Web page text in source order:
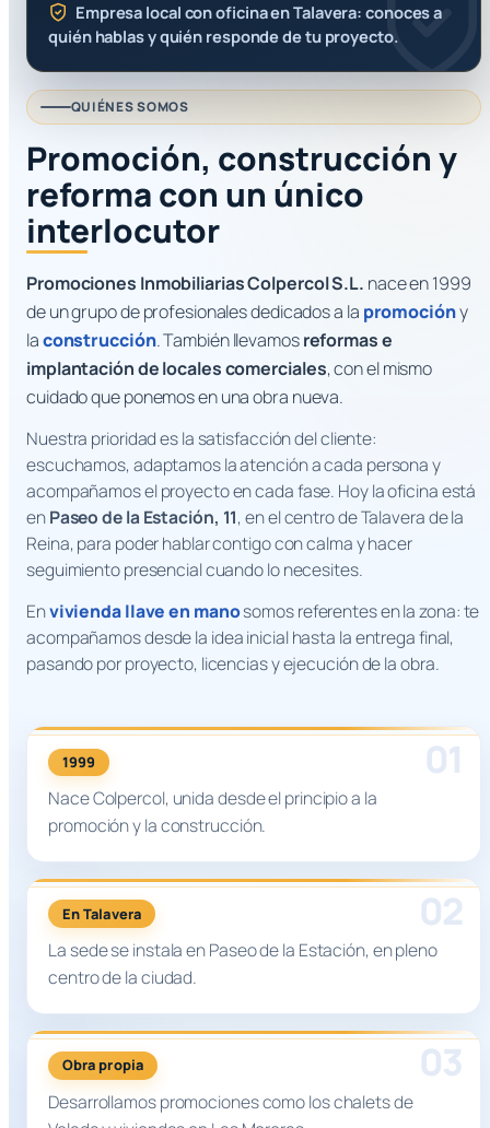
QUIÉNES SOMOS
Promoción, construcción y
reforma con un único
interlocutor
Promociones Inmobiliarias Colpercol S.L. nace en 1999
de un grupo de profesionales dedicados a la promocióny
laconstrucción. También llevamosreformas e
implantación de locales comerciales, con el mismo
cuidado que ponemos en una obra nueva.
Nuestra prioridad es la satisfacción del cliente:
escuchamos, adaptamos la atención a cada persona y
acompañamos el proyecto en cada fase. Hoy la oficina está
enPaseo de la Estación, 11, en el centro de Talavera de la
Reina, para poder hablar contigo con calma y hacer
seguimiento presencial cuando lo necesites.
Envivienda llave en manosomos referentes en la zona: te
acompañamos desde la idea inicial hasta la entrega final,
pasando por proyecto, licencias y ejecución de la obra.
1999
Nace Colpercol, unida desde el principio a la
promoción y la construcción.
En Talavera
La sede se instala en Paseo de la Estación, en pleno
centro de la ciudad.
Obra propia
Desarrollamos promociones como los chalets de
Empresa local con oficina en Talavera: conoces a
quién hablas y quién responde de tu proyecto.